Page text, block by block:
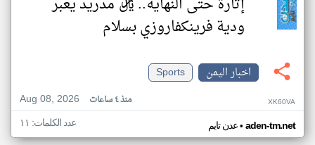
ودية فرينكفاروزي بسلام
اخبار اليمن
Sports
Aug 08, 2026
منذ ٤ ساعات XK60VA
عدن تايم• aden-tm.net عدد الكلمات: ١١